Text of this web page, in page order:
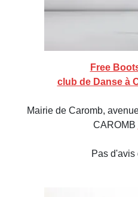
Free
club de Danse à
Mairie de Caromb,
CAROMB
Pas d'avis